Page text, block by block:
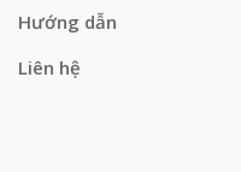
Hướng dẫn
Liên hệ